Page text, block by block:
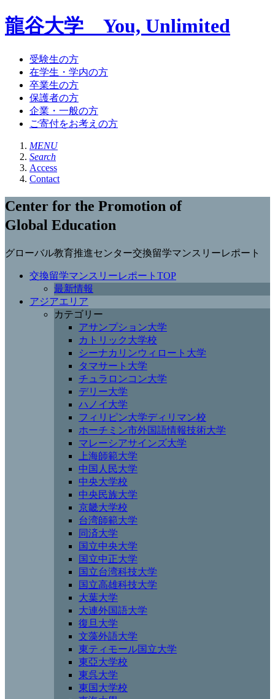
龍谷大学 You, Unlimited
受験生の方
在学生・学内の方
卒業生の方
保護者の方
企業・一般の方
ご寄付をお考えの方
MENU
Search
Access
Contact
Center for the Promotion of
Global Education
グローバル教育推進センター交換留学マンスリーレポート
交換留学マンスリーレポートTOP
最新情報
アジアエリア
カテゴリー
アサンプション大学
カトリック大学校
シーナカリンウィロート大学
タマサート大学
チュラロンコン大学
デリー大学
ハノイ大学
フィリピン大学ディリマン校
ホーチミン市外国語情報技術大学
マレーシアサインズ大学
上海師範大学
中国人民大学
中央大学校
中央民族大学
京畿大学校
台湾師範大学
同済大学
国立中央大学
国立中正大学
国立台湾科技大学
国立高雄科技大学
大葉大学
大連外国語大学
復旦大学
文藻外語大学
東ティモール国立大学
東亞大学校
東呉大学
東国大学校